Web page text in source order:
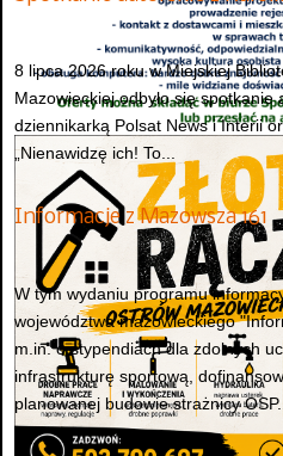
8 lipca 2026 roku w Miejskiej
Mazowieckiej odbyło się
dziennikarką Polsat News i Interii
„Nienawidzę ich! To...
Informacje z Mazowsza 161
W tym wydaniu programu
województwa mazowieckiego
m.in. o stypendiach dla zdolnych
infrastrukturę sportową,
planowanej budowie strażnicy OSP...